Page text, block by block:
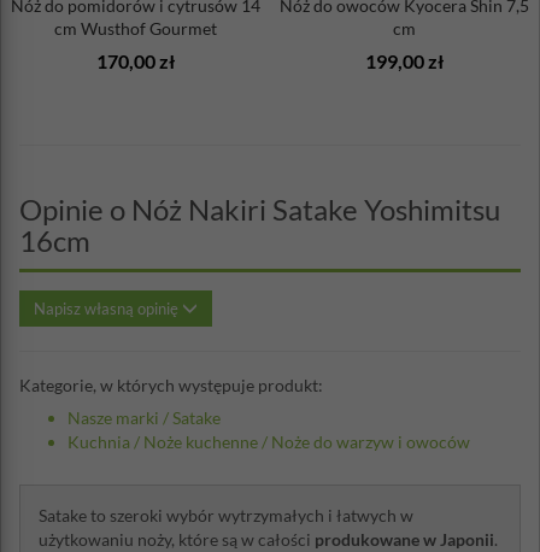
Nóż do pomidorów i cytrusów 14
cm Wusthof Gourmet
170,00 zł
Nóż do owoców Kyocera Shin 7,5
cm
199,00 zł
Opinie o Nóż Nakiri Satake Yoshimitsu
16cm
Napisz własną opinię
Kategorie, w których występuje produkt:
Nasze marki /Satake
Kuchnia / Noże kuchenne / Noże do warzyw i owoców
Satake to szeroki wybór wytrzymałych i łatwych w
użytkowaniu noży, które są w całości produkowane w Japonii.